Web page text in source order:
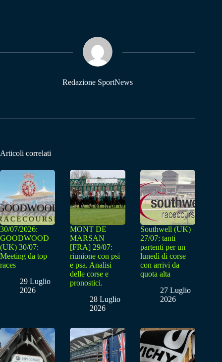
pp m
Redazione SportNews
Articoli correlati
30/07/2026:
GOODWOOD
(UK) 30/07:
Meeting da top
races
29 Luglio
2026
MONT DE
MARSAN
[FRA] 29/07:
riunione con psi
e psa. Analisi
delle corse e
pronostici.
28 Luglio
2026
Southwell (UK)
27/07: tanti
partenti per un
lunedì di corse
con arrivi da
quota alta
27 Luglio
2026